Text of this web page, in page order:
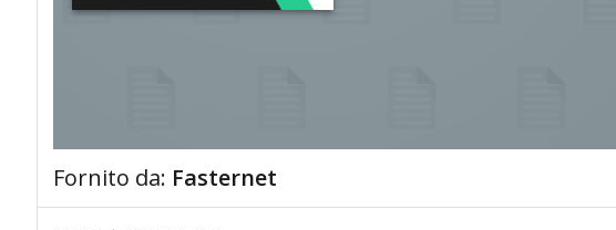
Fornito da: Fasternet